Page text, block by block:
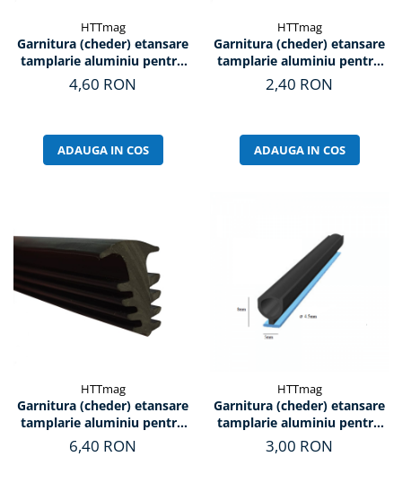
HTTmag
Garnitura (cheder) etansare
tamplarie aluminiu pentru
sticla, T10+ (4mm)
4,60 RON
ADAUGA IN COS
HTTmag
Garnitura (cheder) etansare
tamplarie aluminiu pentru
sticla, T19 (2mm)
2,40 RON
ADAUGA IN COS
HTTmag
Garnitura (cheder) etansare
tamplarie aluminiu pentru
sticla, T20 (5mm)
6,40 RON
HTTmag
Garnitura (cheder) etansare
tamplarie aluminiu pentru
toc si cercevea (bataie), G1
3,00 RON